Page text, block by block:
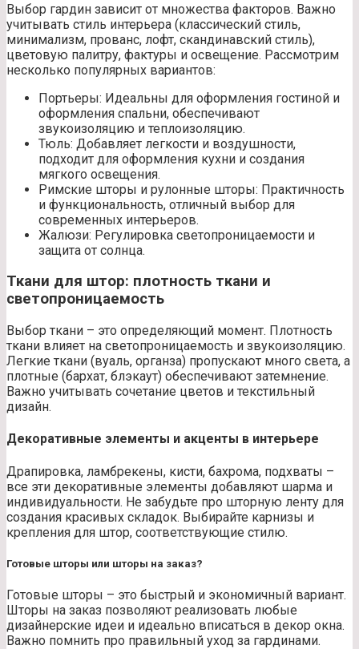
Выбор гардин зависит от множества факторов. Важно
учитывать стиль интерьера (классический стиль,
минимализм, прованс, лофт, скандинавский стиль),
цветовую палитру, фактуры и освещение. Рассмотрим
несколько популярных вариантов:
Портьеры: Идеальны для оформления гостиной и
оформления спальни, обеспечивают
звукоизоляцию и теплоизоляцию.
Тюль: Добавляет легкости и воздушности,
подходит для оформления кухни и создания
мягкого освещения.
Римские шторы и рулонные шторы: Практичность
и функциональность, отличный выбор для
современных интерьеров.
Жалюзи: Регулировка светопроницаемости и
защита от солнца.
Ткани для штор: плотность ткани и
светопроницаемость
Выбор ткани – это определяющий момент. Плотность
ткани влияет на светопроницаемость и звукоизоляцию.
Легкие ткани (вуаль, органза) пропускают много света, а
плотные (бархат, блэкаут) обеспечивают затемнение.
Важно учитывать сочетание цветов и текстильный
дизайн.
Декоративные элементы и акценты в интерьере
Драпировка, ламбрекены, кисти, бахрома, подхваты –
все эти декоративные элементы добавляют шарма и
индивидуальности. Не забудьте про шторную ленту для
создания красивых складок. Выбирайте карнизы и
крепления для штор, соответствующие стилю.
Готовые шторы или шторы на заказ?
Готовые шторы – это быстрый и экономичный вариант.
Шторы на заказ позволяют реализовать любые
дизайнерские идеи и идеально вписаться в декор окна.
Важно помнить про правильный уход за гардинами.